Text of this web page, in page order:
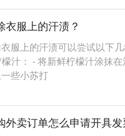
衣服上的汗渍？
服上的汗渍可以尝试以下
汁： - 将新鲜柠檬汁涂抹
些小苏打
外卖订单怎么申请开具发